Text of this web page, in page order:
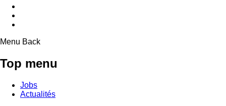
Menu Back
Top menu
Jobs
Actualités